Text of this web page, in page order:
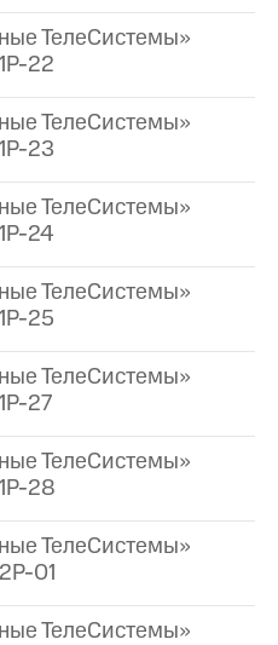
ТелеСистемы»
22
ТелеСистемы»
23
ТелеСистемы»
24
ТелеСистемы»
25
ТелеСистемы»
27
ТелеСистемы»
28
ТелеСистемы»
01
ТелеСистемы»